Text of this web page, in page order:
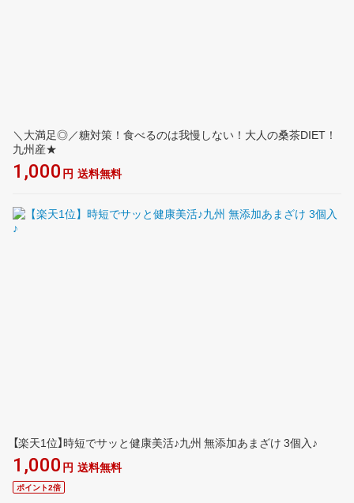
＼大満足◎／糖対策！食べるのは我慢しない！大人の桑茶DIET！
九州産★
1,000 円 送料無料
【楽天1位】時短でサッと健康美活♪九州 無添加あまざけ 3個入♪
1,000 円 送料無料
ポイント2倍